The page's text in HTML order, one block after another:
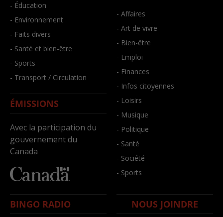
- Éducation
- Environnement
- Faits divers
- Santé et bien-être
- Sports
- Transport / Circulation
ÉMISSIONS
Avec la participation du
gouvernement du
Canada
- Affaires
- Art de vivre
- Bien-être
- Emploi
- Finances
- Infos citoyennes
- Loisirs
- Musique
- Politique
- Santé
- Société
- Sports
BINGO RADIO NOUS JOINDRE